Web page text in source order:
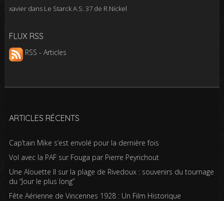
xavierdans Le Starck A.S. 37 de R.Nickel
FLUX RSS
RSS - Articles
ARTICLES RÉCENTS
Cap’tain Mike s’est envolé pour la dernière fois
Vol avec la PAF sur Fouga par Pierre Peyrichout
Une Alouette II sur la plage de Rivedoux : souvenirs du tournage
du “Jour le plus long”
Fête Aérienne de Vincennes 1928 : Un Film Historique